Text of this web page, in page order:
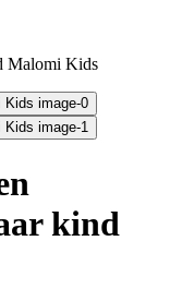
Malomi Kids
kind